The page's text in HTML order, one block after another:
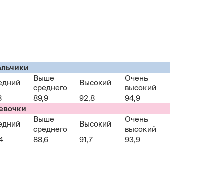
Выше
среднего
Высокий
Очень
высокий
89,9 92,8
94,9
Выше
среднего
Высокий
Очень
высокий
88,6 91,7 93,9